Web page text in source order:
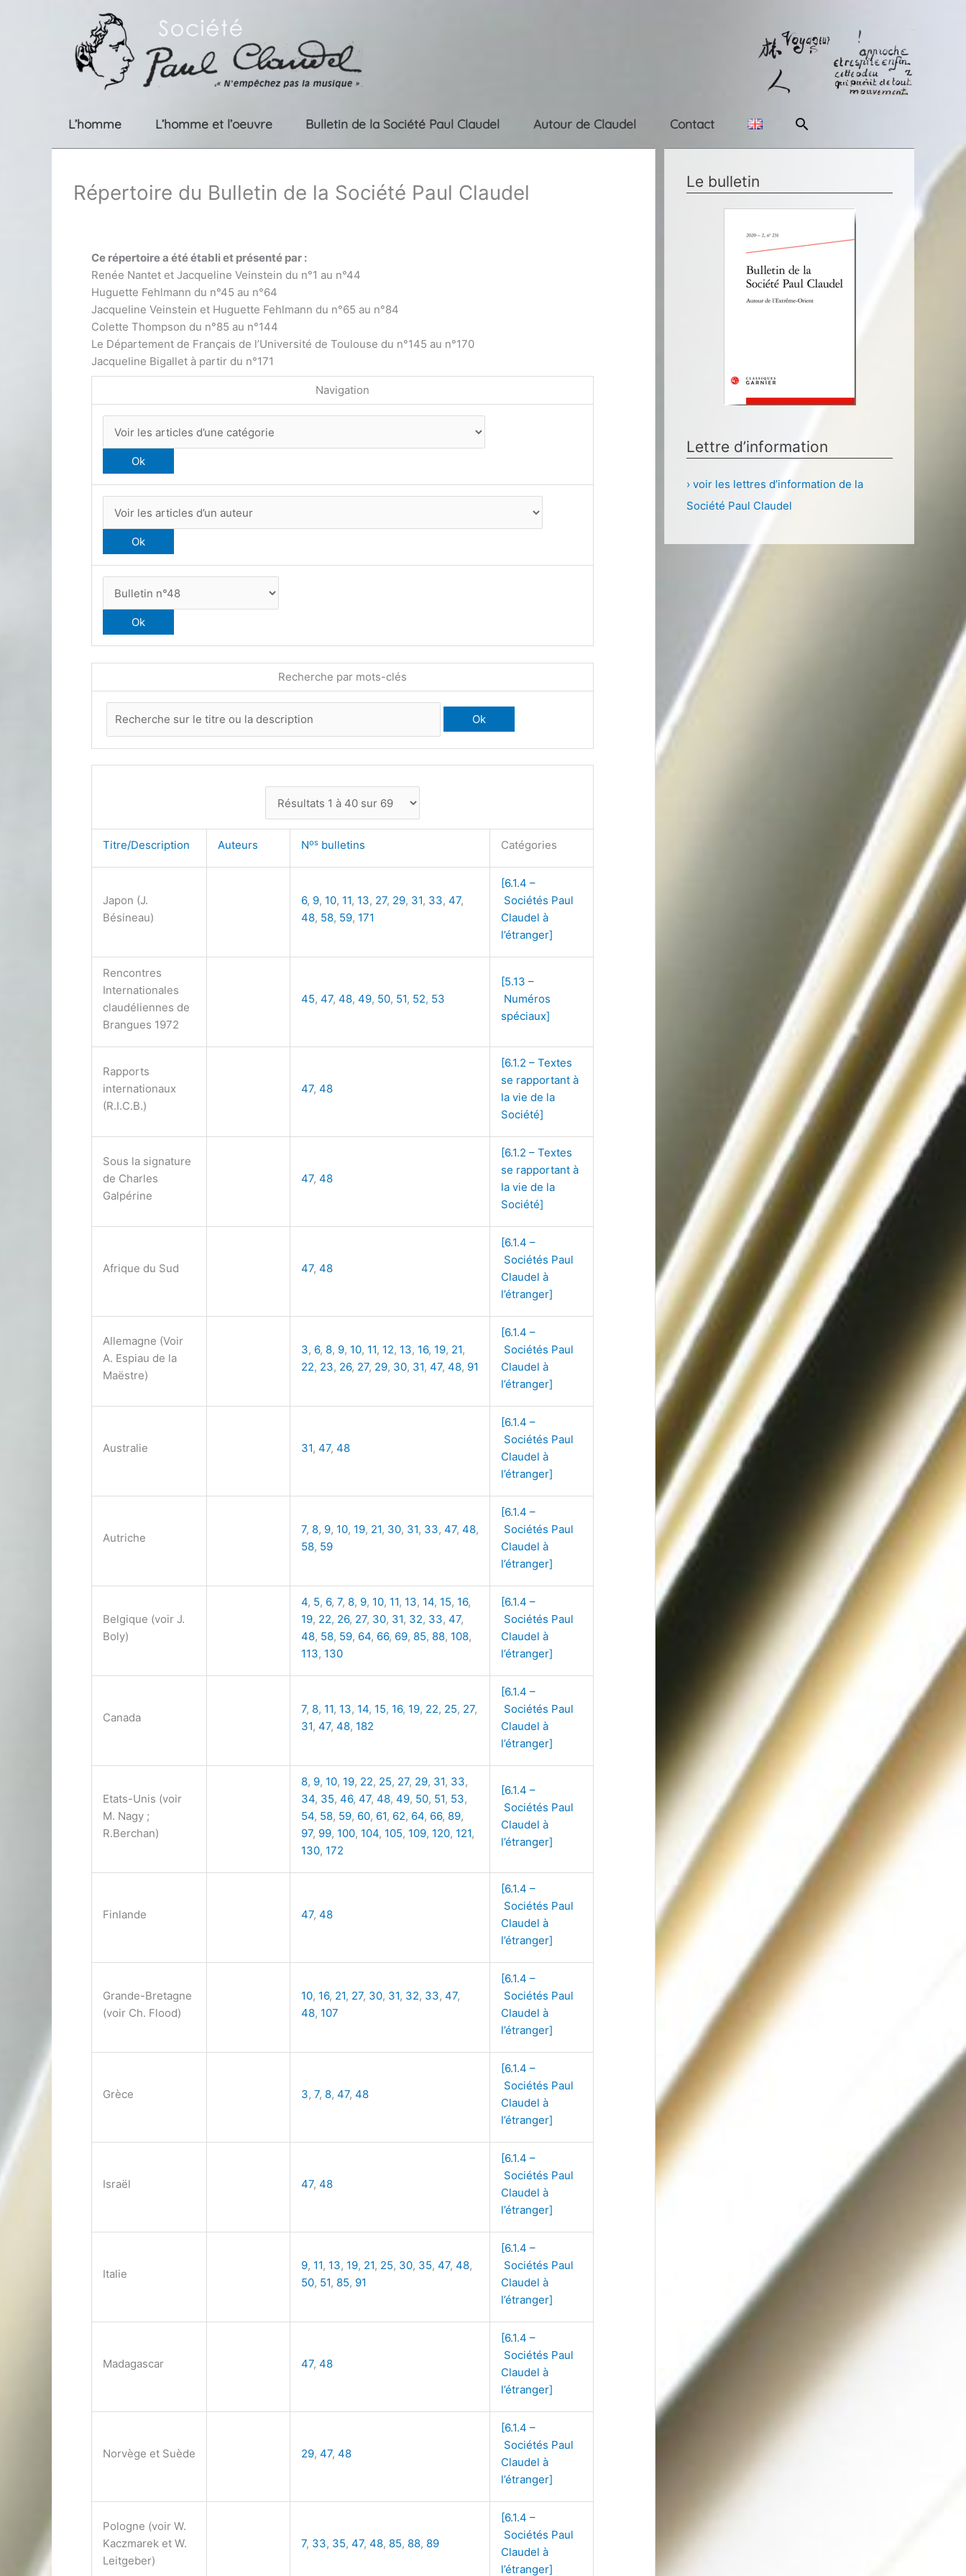
L’homme L’homme et l’oeuvre Bulletin de la Société Paul Claudel Autour de Claudel Contact Rechercher
Répertoire du Bulletin de la Société Paul Claudel
Ce répertoire a été établi et présenté par :
Renée Nantet et Jacqueline Veinstein du n°1 au n°44
Huguette Fehlmann du n°45 au n°64
Jacqueline Veinstein et Huguette Fehlmann du n°65 au n°84
Colette Thompson du n°85 au n°144
Le Département de Français de l’Université de Toulouse du n°145 au n°170
Jacqueline Bigallet à partir du n°171
Navigation
Recherche par mots-clés
Titre/Description Auteurs Nos bulletins Catégories
Japon (J.
Bésineau)
6, 9, 10, 11, 13, 27, 29, 31, 33, 47,
48, 58, 59, 171
[6.1.4 –
Sociétés Paul
Claudel à
l’étranger]
Rencontres
Internationales
claudéliennes de
Brangues 1972
45, 47, 48, 49, 50, 51, 52, 53
[5.13 –
Numéros
spéciaux]
Rapports
internationaux
(R.I.C.B.)
47, 48
[6.1.2 – Textes
se rapportant à
la vie de la
Société]
Sous la signature
de Charles
Galpérine
47, 48
[6.1.2 – Textes
se rapportant à
la vie de la
Société]
Afrique du Sud 47, 48
[6.1.4 –
Sociétés Paul
Claudel à
l’étranger]
Allemagne (Voir
A. Espiau de la
Maëstre)
3, 6, 8, 9, 10, 11, 12, 13, 16, 19, 21,
22, 23, 26, 27, 29, 30, 31, 47, 48, 91
[6.1.4 –
Sociétés Paul
Claudel à
l’étranger]
Australie 31, 47, 48
[6.1.4 –
Sociétés Paul
Claudel à
l’étranger]
Autriche
7, 8, 9, 10, 19, 21, 30, 31, 33, 47, 48,
58, 59
[6.1.4 –
Sociétés Paul
Claudel à
l’étranger]
Belgique (voir J.
Boly)
4, 5, 6, 7, 8, 9, 10, 11, 13, 14, 15, 16,
19, 22, 26, 27, 30, 31, 32, 33, 47,
48, 58, 59, 64, 66, 69, 85, 88, 108,
113, 130
[6.1.4 –
Sociétés Paul
Claudel à
l’étranger]
Canada
7, 8, 11, 13, 14, 15, 16, 19, 22, 25, 27,
31, 47, 48, 182
[6.1.4 –
Sociétés Paul
Claudel à
l’étranger]
Etats-Unis (voir
M. Nagy ;
R.Berchan)
8, 9, 10, 19, 22, 25, 27, 29, 31, 33,
34, 35, 46, 47, 48, 49, 50, 51, 53,
54, 58, 59, 60, 61, 62, 64, 66, 89,
97, 99, 100, 104, 105, 109, 120, 121,
130, 172
[6.1.4 –
Sociétés Paul
Claudel à
l’étranger]
Finlande 47, 48
[6.1.4 –
Sociétés Paul
Claudel à
l’étranger]
Grande-Bretagne
(voir Ch. Flood)
10, 16, 21, 27, 30, 31, 32, 33, 47,
48, 107
[6.1.4 –
Sociétés Paul
Claudel à
l’étranger]
Grèce 3, 7, 8, 47, 48
[6.1.4 –
Sociétés Paul
Claudel à
l’étranger]
Israël 47, 48
[6.1.4 –
Sociétés Paul
Claudel à
l’étranger]
Italie
9, 11, 13, 19, 21, 25, 30, 35, 47, 48,
50, 51, 85, 91
[6.1.4 –
Sociétés Paul
Claudel à
l’étranger]
Madagascar 47, 48
[6.1.4 –
Sociétés Paul
Claudel à
l’étranger]
Norvège et Suède 29, 47, 48
[6.1.4 –
Sociétés Paul
Claudel à
l’étranger]
Pologne (voir W.
Kaczmarek et W.
Leitgeber)
7, 33, 35, 47, 48, 85, 88, 89
[6.1.4 –
Sociétés Paul
Claudel à
l’étranger]
Le bulletin
Lettre d’information
› voir les lettres d’information de la
Société Paul Claudel